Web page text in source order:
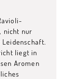
nicht nur
liegt in
Aromen